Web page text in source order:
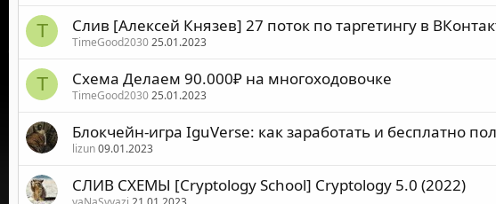
T Слив [Алексей Князев] 27 поток по таргетингу в
TimeGood203025.01.2023
T Схема Делаем 90.000₽ на многоходовочке
TimeGood203025.01.2023
Блокчейн-игра IguVerse: как заработать и бесплатно
lizun09.01.2023
CЛИВ СХЕМЫ [Cryptology School] Cryptology 5.0 (2022)